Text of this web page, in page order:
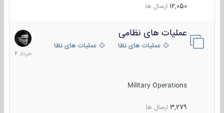
12,050 ارسال ها
عملیات های نظامی
عملیات های نظامی ایرانعملیات های نظامی خارجی
Military Operations
3,279 ارسال ها
5
خرداد
1404